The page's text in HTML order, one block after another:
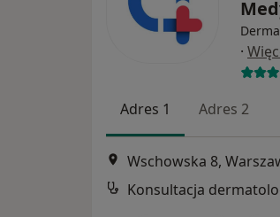
·
Adres 1 Adres 2
Wschowska 8,
Konsultacja